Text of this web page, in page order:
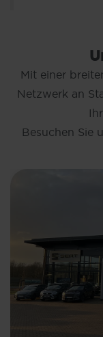
Mit einer
Netzwerk an
Besuchen Sie